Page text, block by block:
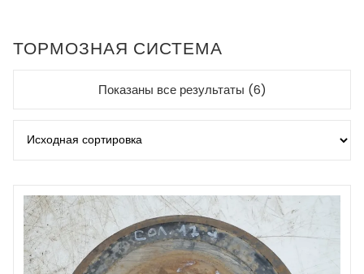
ТОРМОЗНАЯ СИСТЕМА
Показаны все результаты (6)